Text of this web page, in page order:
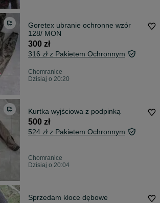
Goretex ubranie ochronne wzór
128/ MON
300 zł
316 zł z Pakietem Ochronnym
Chomranice
Dzisiaj o 20:20
Kurtka wyjściowa z podpinką
500 zł
524 zł z Pakietem Ochronnym
Chomranice
Dzisiaj o 20:04
Sprzedam kloce dębowe